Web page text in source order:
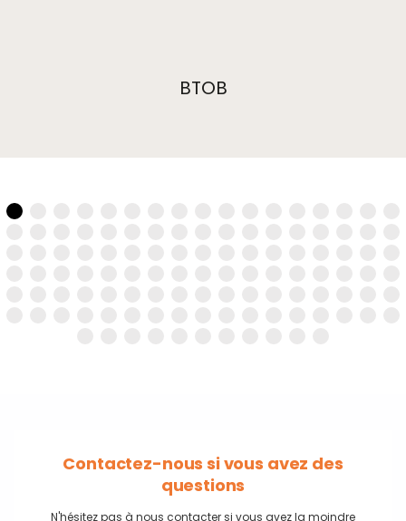
BTOB
Contactez-nous si vous avez des
questions
N'hésitez pas à nous contacter si vous avez la moindre